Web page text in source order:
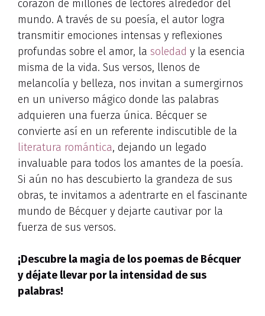
corazón de millones de lectores alrededor del
mundo. A través de su poesía, el autor logra
transmitir emociones intensas y reflexiones
profundas sobre el amor, la soledad y la esencia
misma de la vida. Sus versos, llenos de
melancolía y belleza, nos invitan a sumergirnos
en un universo mágico donde las palabras
adquieren una fuerza única. Bécquer se
convierte así en un referente indiscutible de la
literatura romántica, dejando un legado
invaluable para todos los amantes de la poesía.
Si aún no has descubierto la grandeza de sus
obras, te invitamos a adentrarte en el fascinante
mundo de Bécquer y dejarte cautivar por la
fuerza de sus versos.
¡Descubre la magia de los poemas de Bécquer
y déjate llevar por la intensidad de sus
palabras!